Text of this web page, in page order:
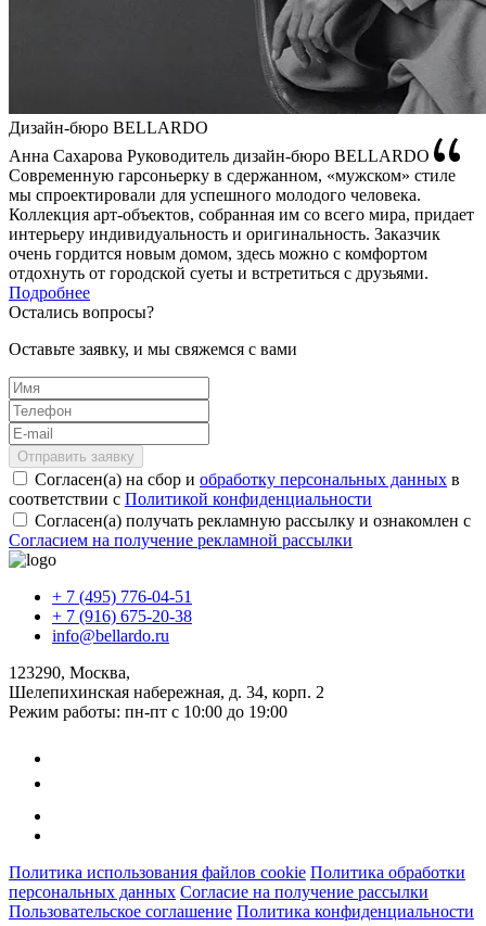
Дизайн-бюро BELLARDO
Анна Сахарова Руководитель дизайн-бюро BELLARDO
Современную гарсоньерку в сдержанном, «мужском» стиле
мы спроектировали для успешного молодого человека.
Коллекция арт-объектов, собранная им со всего мира, придает
интерьеру индивидуальность и оригинальность. Заказчик
очень гордится новым домом, здесь можно с комфортом
отдохнуть от городской суеты и встретиться с друзьями.
Подробнее
Остались вопросы?
Оставьте заявку, и мы свяжемся с вами
Отправить заявку
Согласен(а) на сбор и обработку персональных данных в
соответствии с Политикой конфиденциальности
Согласен(а) получать рекламную рассылку и ознакомлен с
Согласием на получение рекламной рассылки
+ 7 (495) 776-04-51
+ 7 (916) 675-20-38
info@bellardo.ru
123290, Москва,
Шелепихинская набережная, д. 34, корп. 2
Режим работы: пн-пт с 10:00 до 19:00
Политика использования файлов cookie Политика обработки
персональных данных Согласие на получение рассылки
Пользовательское соглашение Политика конфиденциальности